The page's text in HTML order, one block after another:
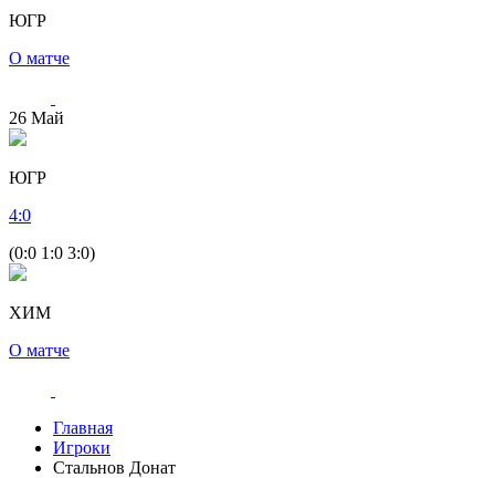
ЮГР
О матче
26 Май
ЮГР
4:0
(0:0 1:0 3:0)
ХИМ
О матче
Главная
Игроки
Стальнов Донат